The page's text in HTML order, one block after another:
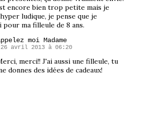
encore bien trop petite mais je
ludique, je pense que je
pour ma filleule de 8 ans.
moi Madame
26 avril 2013 à 06:20
merci!! J'ai aussi une filleule, tu
donnes des idées de cadeaux!